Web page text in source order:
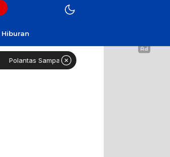
Hiburan
Imbau Latihan Gerak Jalan Tak Gunakan